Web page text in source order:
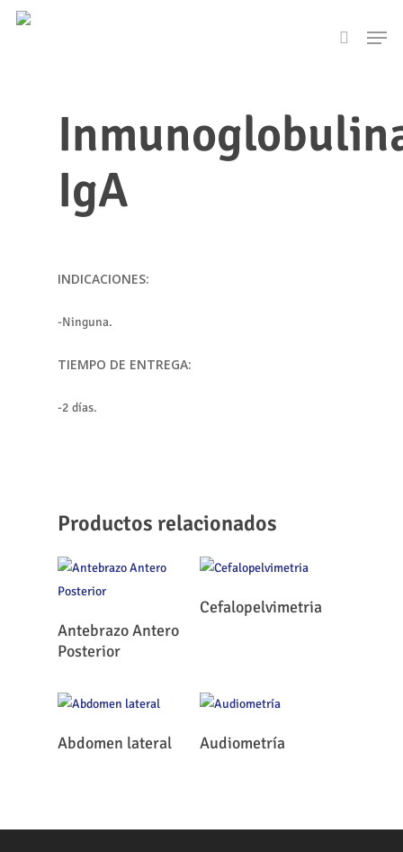
Skip
search
IgA
INDICACIONES:
-Ninguna.
TIEMPO DE ENTREGA:
-2 días.
Productos relacionados
Leer Más
Antebrazo Antero
Posterior
Leer Más
Cefalopelvimetria
Leer Más
Abdomen lateral Leer Más
Audiometría